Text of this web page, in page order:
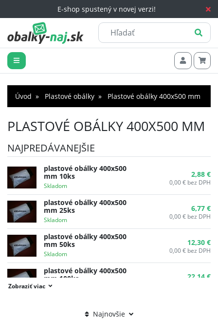
E-shop spustený v novej verzi!
Úvod Plastové obálky Plastové obálky 400x500 mm
PLASTOVÉ OBÁLKY 400X500 MM
NAJPREDÁVANEJŠIE
plastové obálky 400x500
mm 10ks
Skladom
2,88 €
0,00 € bez DPH
plastové obálky 400x500
mm 25ks
Skladom
6,77 €
0,00 € bez DPH
plastové obálky 400x500
mm 50ks
Skladom
12,30 €
0,00 € bez DPH
plastové obálky 400x500
mm 100ks
Skladom
22,14 €
Zobraziť viac
Najnovšie